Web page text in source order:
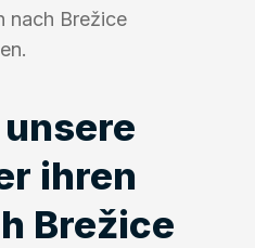
nach Brežice
ihren
Brežice